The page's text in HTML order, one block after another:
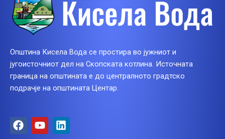
Општина Кисела Вода се простира во јужниот и
југоисточниот дел на Скопската котлина. Источната
граница на општината е до централното градтско
подрачје на општината Центар.
F
a
Y
o
L
i